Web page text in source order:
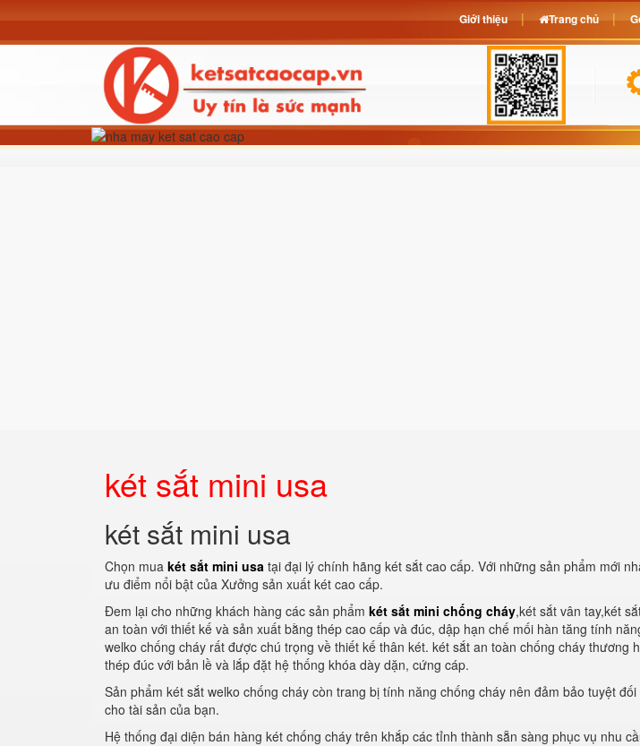
két sắt mini usa
két sắt mini usa
Chọn mua két sắt mini usa tại đại lý chính hãng két sắt cao cấp. Với những sản phẩm mới
ưu điểm nổi bật của Xưởng sản xuất két cao cấp.
Đem lại cho những khách hàng các sản phẩm két sắt mini chống cháy,két sắt vân tay,két
an toàn với thiết kế và sản xuất bằng thép cao cấp và đúc, dập hạn chế mối hàn tăng tính
welko chống cháy rất được chú trọng về thiết kế thân két. két sắt an toàn chống cháy thương
thép đúc với bản lề và lắp đặt hệ thống khóa dày dặn, cứng cáp.
Sản phẩm két sắt welko chống cháy còn trang bị tính năng chống cháy nên đảm bảo tuyệt
cho tài sản của bạn.
Hệ thống đại diện bán hàng két chống cháy trên khắp các tỉnh thành sẵn sàng phục vụ nhu
Giới thiệu Trang chủ